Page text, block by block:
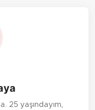
25 yaşındayım,